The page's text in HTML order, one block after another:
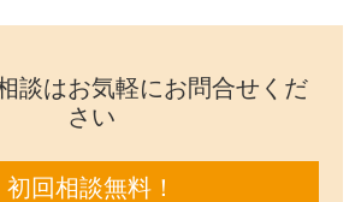
談はお気軽にお問合せくだ
さい
初回相談無料！